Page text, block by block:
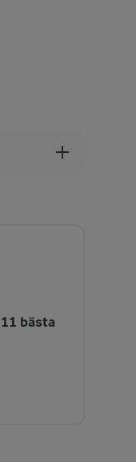
bästa